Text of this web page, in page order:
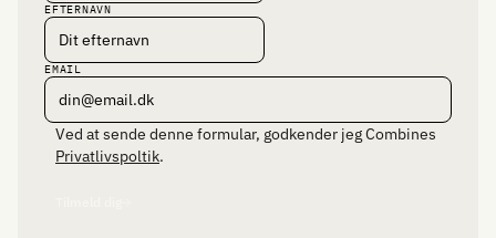
EFTERNAVN
EMAIL
Ved at sende denne formular, godkender jeg Combines
Privatlivspoltik.